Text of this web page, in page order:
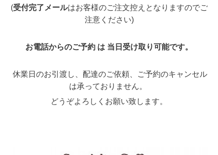
(受付完了メールはお客様のご注文控えとなりますのでご
注意ください)
お電話からのご予約 は 当日受け取り可能です。
休業日のお引渡し、配達のご依頼、ご予約のキャンセル
は承っておりません。
どうぞよろしくお願い致します。